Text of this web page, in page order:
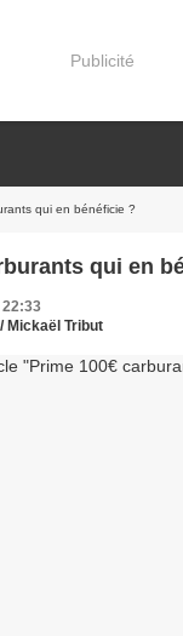
Publicité
qui en bénéficie ?
qui en
22:33
Mickaël Tribut